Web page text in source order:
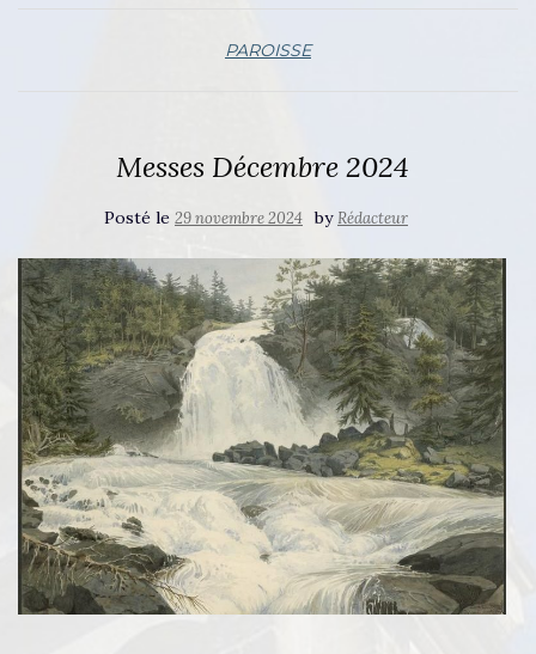
PAROISSE
Messes Décembre 2024
Posté le 29 novembre 2024 byRédacteur